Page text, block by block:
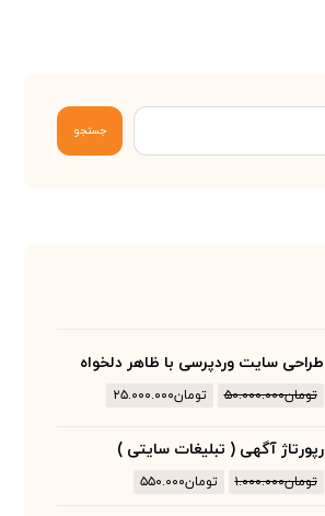
جستجو
طراحی سایت وردپرسی با ظاهر دلخواه
تومان۵۰.۰۰۰.۰۰۰ تومان۲۵.۰۰۰.۰۰۰
رپورتاژ آگهی ( تبلیغات سایتی )
تومان۱.۰۰۰.۰۰۰ تومان۵۵۰.۰۰۰